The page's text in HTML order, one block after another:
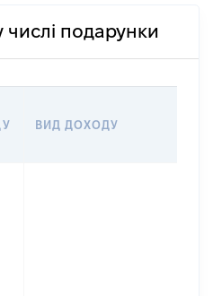
числі подарунки
ВИД ДОХОДУ